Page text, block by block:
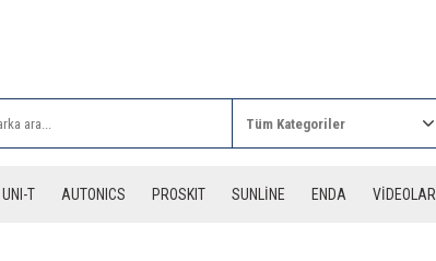
UNI-T AUTONICS PROSKIT SUNLİNE ENDA VİDEOLAR